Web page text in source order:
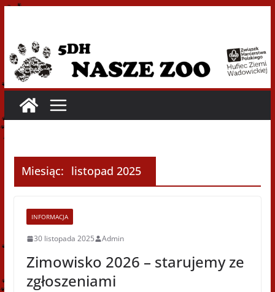
treści
Miesiąc: listopad 2025
INFORMACJA
30 listopada 2025 Admin
Zimowisko 2026 – starujemy ze
zgłoszeniami